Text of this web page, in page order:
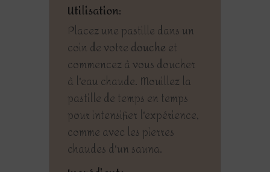
Utilisation:
Placez une pastille dans un
coin de votredoucheet
commencez à vous doucher
à l'eau chaude. Mouillez la
pastille de temps en temps
pour intensifier l'expérience,
comme avec les pierres
chaudes d'un sauna.